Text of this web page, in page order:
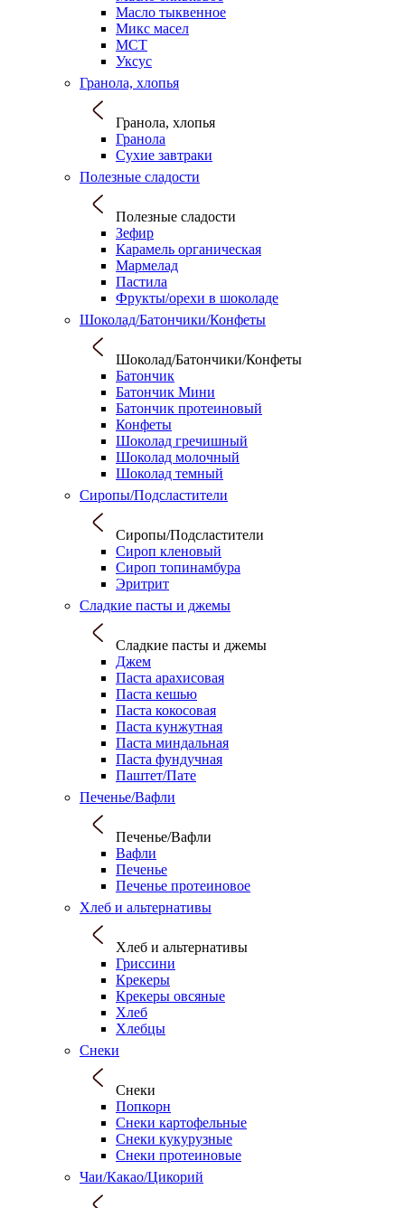
Масло тыквенное
Микс масел
МСТ
Уксус
Гранола, хлопья
Гранола, хлопья
Гранола
Сухие завтраки
Полезные сладости
Полезные сладости
Зефир
Карамель органическая
Мармелад
Пастила
Фрукты/орехи в шоколаде
Шоколад/Батончики/Конфеты
Шоколад/Батончики/Конфеты
Батончик
Батончик Мини
Батончик протеиновый
Конфеты
Шоколад гречишный
Шоколад молочный
Шоколад темный
Сиропы/Подсластители
Сиропы/Подсластители
Сироп кленовый
Сироп топинамбура
Эритрит
Сладкие пасты и джемы
Сладкие пасты и джемы
Джем
Паста арахисовая
Паста кешью
Паста кокосовая
Паста кунжутная
Паста миндальная
Паста фундучная
Паштет/Пате
Печенье/Вафли
Печенье/Вафли
Вафли
Печенье
Печенье протеиновое
Хлеб и альтернативы
Хлеб и альтернативы
Гриссини
Крекеры
Крекеры овсяные
Хлеб
Хлебцы
Снеки
Снеки
Попкорн
Снеки картофельные
Снеки кукурузные
Снеки протеиновые
Чаи/Какао/Цикорий